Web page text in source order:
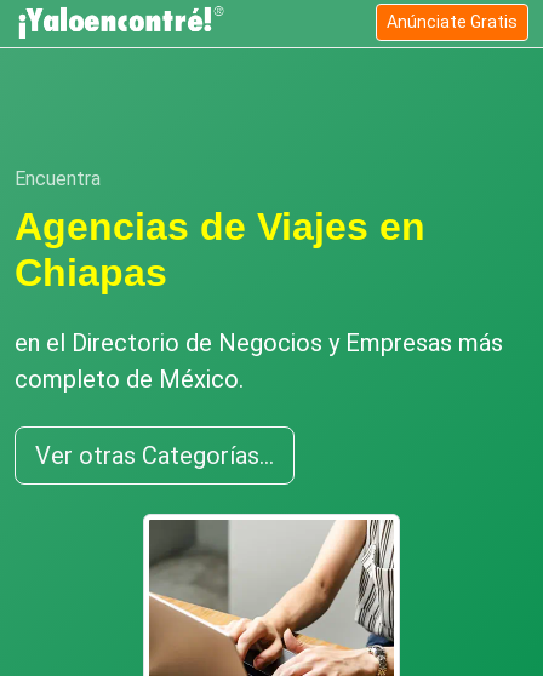
Anúnciate Gratis
Encuentra
Agencias de Viajes en
Chiapas
en el Directorio de Negocios y Empresas más
completo de México.
Ver otras Categorías...